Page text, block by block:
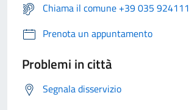
Chiama il comune +39 035 924111
Prenota un appuntamento
Problemi in città
Segnala disservizio